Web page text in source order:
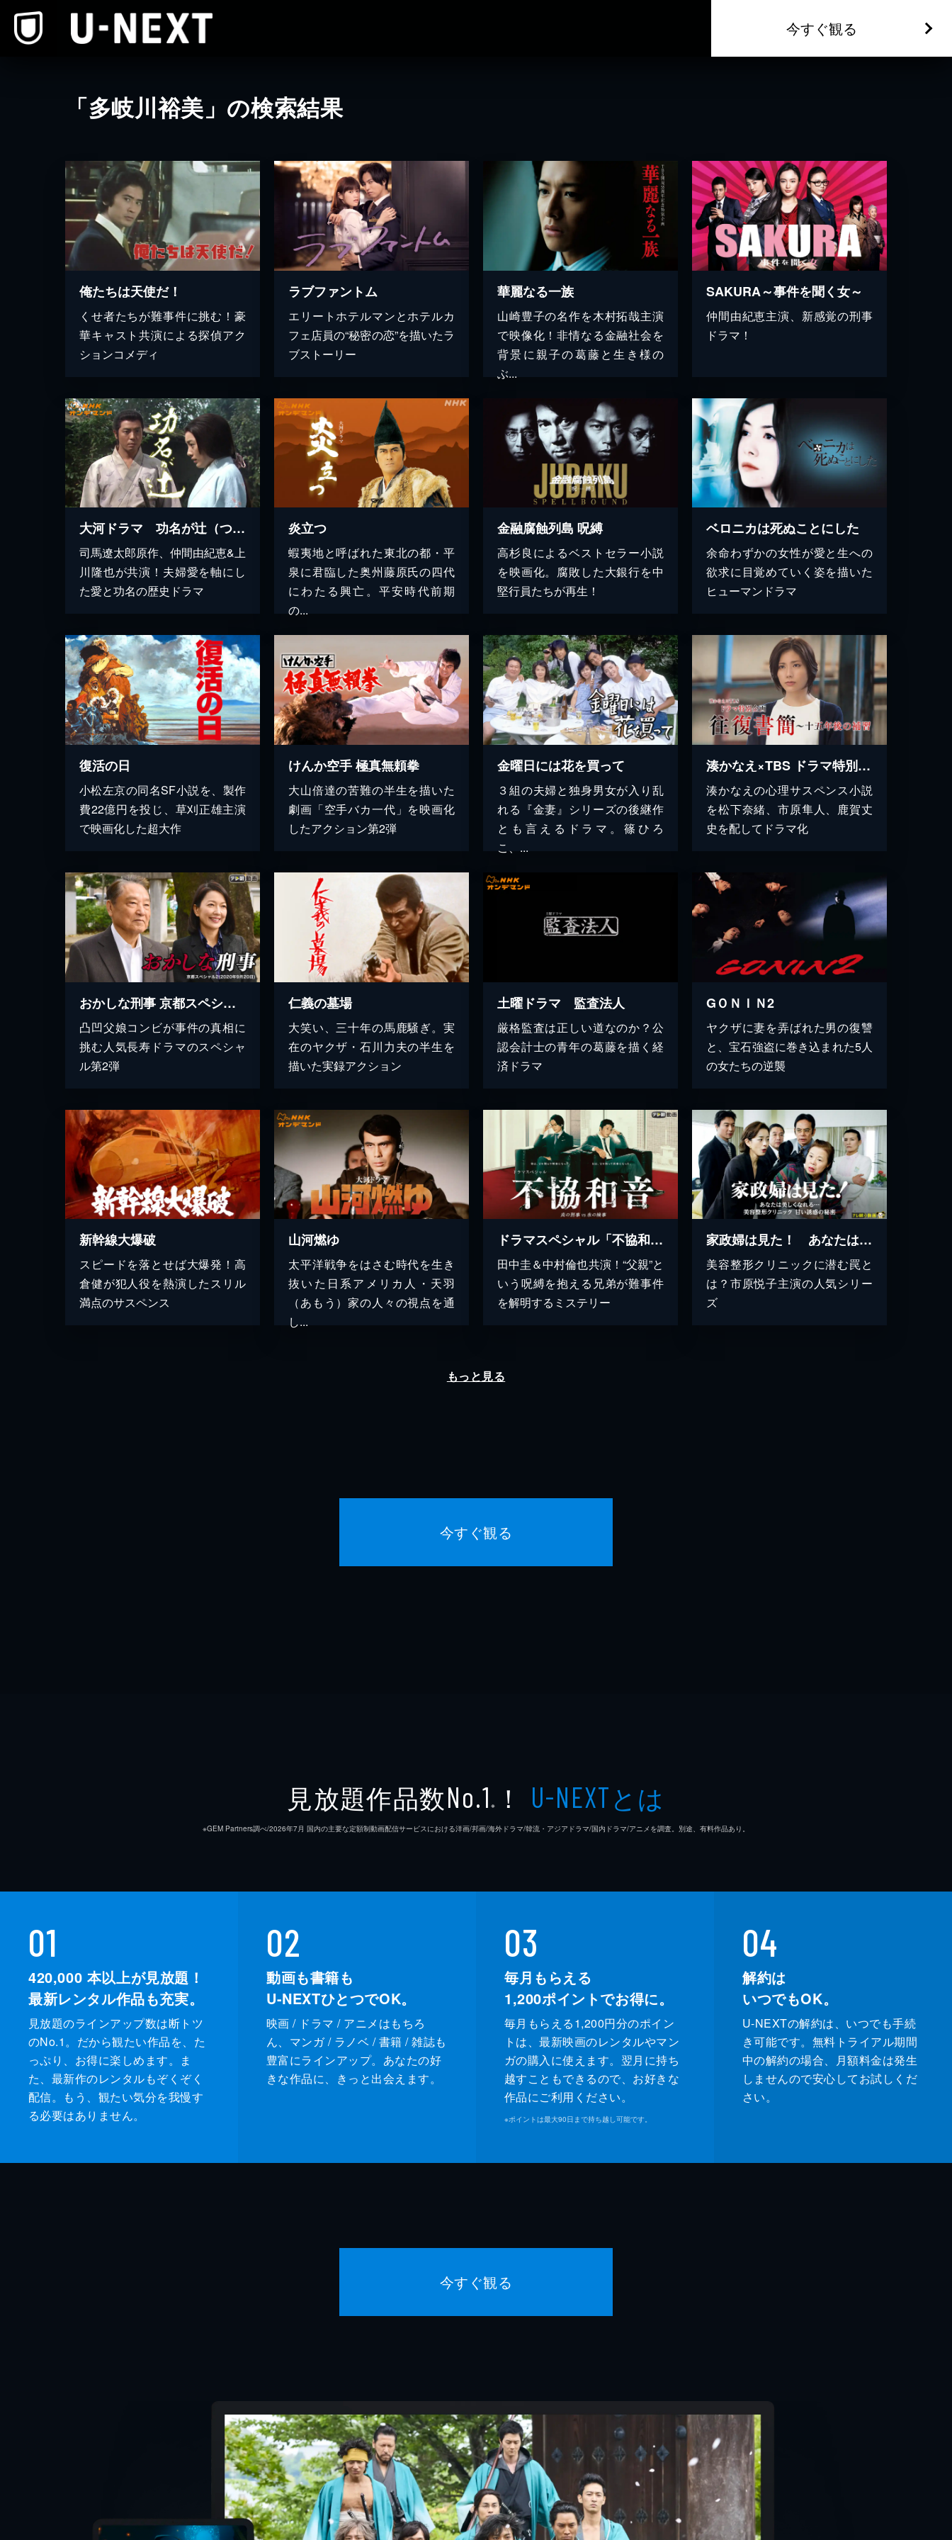
今すぐ観る
「多岐川裕美」の検索結果
俺たちは天使だ！
くせ者たちが難事件に挑む！豪
華キャスト共演による探偵アク
ションコメディ
ラブファントム
エリートホテルマンとホテルカ
フェ店員の“秘密の恋”を描いたラ
ブストーリー
華麗なる一族
山崎豊子の名作を木村拓哉主演
で映像化！非情なる金融社会を
背景に親子の葛藤と生き様の
ぶ...
SAKURA～事件を聞く女～
仲間由紀恵主演、新感覚の刑事
ドラマ！
大河ドラマ 功名が辻（つじ）
司馬遼太郎原作、仲間由紀恵&上
川隆也が共演！夫婦愛を軸にし
た愛と功名の歴史ドラマ
炎立つ
蝦夷地と呼ばれた東北の都・平
泉に君臨した奥州藤原氏の四代
にわたる興亡。平安時代前期
の...
金融腐蝕列島 呪縛
高杉良によるベストセラー小説
を映画化。腐敗した大銀行を中
堅行員たちが再生！
ベロニカは死ぬことにした
余命わずかの女性が愛と生への
欲求に目覚めていく姿を描いた
ヒューマンドラマ
復活の日
小松左京の同名SF小説を、製作
費22億円を投じ、草刈正雄主演
で映画化した超大作
けんか空手 極真無頼拳
大山倍達の苦難の半生を描いた
劇画「空手バカ一代」を映画化
したアクション第2弾
金曜日には花を買って
３組の夫婦と独身男女が入り乱
れる『金妻』シリーズの後継作
とも言えるドラマ。篠ひろ
こ、...
湊かなえ×TBS ドラマ特別企画 ｢往復書簡～十五年後の補習｣
湊かなえの心理サスペンス小説
を松下奈緒、市原隼人、鹿賀丈
史を配してドラマ化
おかしな刑事 京都スペシャル2（2020年9月20日）
凸凹父娘コンビが事件の真相に
挑む人気長寿ドラマのスペシャ
ル第2弾
仁義の墓場
大笑い、三十年の馬鹿騒ぎ。実
在のヤクザ・石川力夫の半生を
描いた実録アクション
土曜ドラマ 監査法人
厳格監査は正しい道なのか？公
認会計士の青年の葛藤を描く経
済ドラマ
GＯＮＩＮ2
ヤクザに妻を弄ばれた男の復讐
と、宝石強盗に巻き込まれた5人
の女たちの逆襲
新幹線大爆破
スピードを落とせば大爆発！高
倉健が犯人役を熱演したスリル
満点のサスペンス
山河燃ゆ
太平洋戦争をはさむ時代を生き
抜いた日系アメリカ人・天羽
（あもう）家の人々の視点を通
し...
ドラマスペシャル「不協和音 炎の刑事 VS 氷の検事」
田中圭＆中村倫也共演！“父親”と
いう呪縛を抱える兄弟が難事件
を解明するミステリー
家政婦は見た！ あなたは美しくなれる… 美容整形クリニック 甘い誘惑の秘密
美容整形クリニックに潜む罠と
は？市原悦子主演の人気シリー
ズ
もっと見る
今すぐ観る
見放題作品数No.1 ※ ！ U-NEXTとは
※GEM Partners調べ/2026年7⽉ 国内の主要な定額制動画配信サービスにおける洋画/邦画/海外ドラマ/韓流・アジアドラマ/国内ドラマ/アニメを調査。別途、有料作品あり。
01
420,000 本以上が見放題！
最新レンタル作品も充実。
見放題のラインアップ数は断トツ
のNo.1。だから観たい作品を、た
っぷり、お得に楽しめます。ま
た、最新作のレンタルもぞくぞく
配信。もう、観たい気分を我慢す
る必要はありません。
02
動画も書籍も
U-NEXTひとつでOK。
映画 / ドラマ / アニメはもちろ
ん、マンガ / ラノベ / 書籍 / 雑誌も
豊富にラインアップ。あなたの好
きな作品に、きっと出会えます。
03
毎月もらえる
1,200ポイントでお得に。
毎月もらえる1,200円分のポイン
トは、最新映画のレンタルやマン
ガの購入に使えます。翌月に持ち
越すこともできるので、お好きな
作品にご利用ください。
※ポイントは最大90日まで持ち越し可能です。
04
解約は
いつでもOK。
U-NEXTの解約は、いつでも手続
き可能です。無料トライアル期間
中の解約の場合、月額料金は発生
しませんので安心してお試しくだ
さい。
今すぐ観る